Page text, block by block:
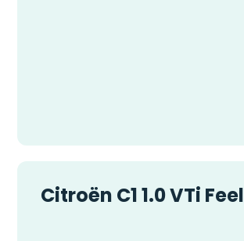
Citroën C1 1.0 VTi Feel